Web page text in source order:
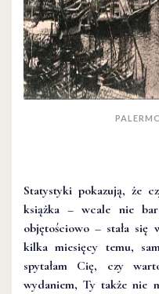
Statystyki pokazują, że
książka – wcale nie
objętościowo – stała się
kilka miesięcy temu,
spytałam Cię, czy
wydaniem, Ty także nie